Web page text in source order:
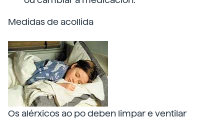
Medidas de acollida
Os alérxicos ao po deben limpar e ventilar